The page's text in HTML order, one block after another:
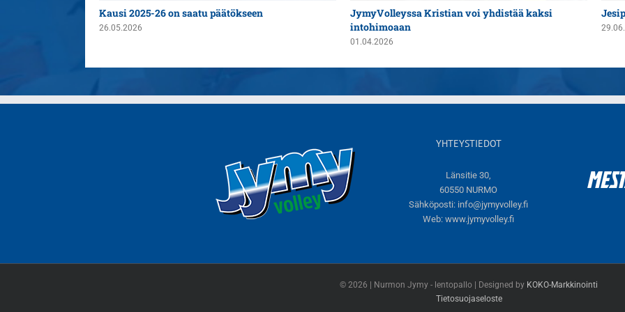
Kausi 2025-26 on saatu päätökseen
26.05.2026
JymyVolleyssa Kristian voi yhdistää kaksi
intohimoaan
01.04.2026
YHTEYSTIEDOT
Länsitie 30,
60550 NURMO
Sähköposti: info@jymyvolley.fi
Web:www.jymyvolley.fi
© 2026 | Nurmon Jymy - lentopallo | Designed by KOKO-Markkinointi
Tietosuojaseloste